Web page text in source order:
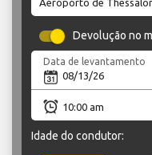
Devolução no
Data de levantamento
Idade do condutor: